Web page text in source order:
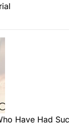
Have Had